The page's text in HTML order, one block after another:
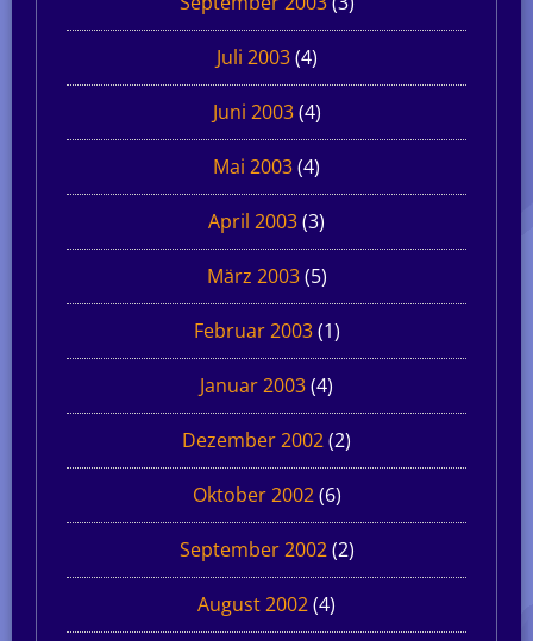
Juli 2003(4)
Juni 2003(4)
Mai 2003(4)
April 2003(3)
März 2003(5)
Februar 2003(1)
Januar 2003(4)
Dezember 2002(2)
Oktober 2002(6)
September 2002(2)
August 2002(4)